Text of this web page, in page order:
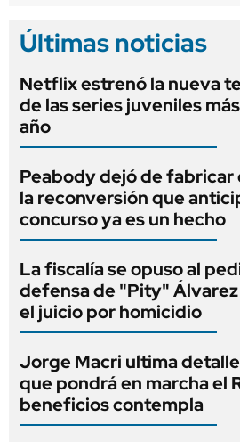
Últimas noticias
Netflix estrenó la nueva
de las series juveniles
año
Peabody dejó de fabricar
la reconversión que
concurso ya es un hecho
La fiscalía se opuso al
defensa de "Pity"
el juicio por homicidio
Jorge Macri ultima
que pondrá en marcha el
beneficios contempla